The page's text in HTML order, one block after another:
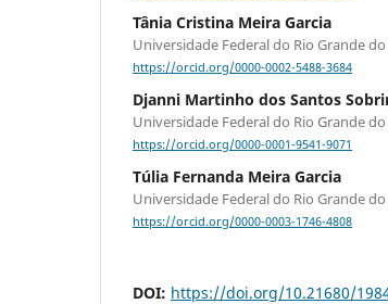
Tânia Cristina Meira Garcia
Universidade Federal do Rio Grande
https://orcid.org/0000-0002-5488-3684
Djanni Martinho dos Santos
Universidade Federal do Rio Grande
https://orcid.org/0000-0001-9541-9071
Túlia Fernanda Meira Garcia
Universidade Federal do Rio Grande
https://orcid.org/0000-0003-1746-4808
DOI: https://doi.org/10.21680/